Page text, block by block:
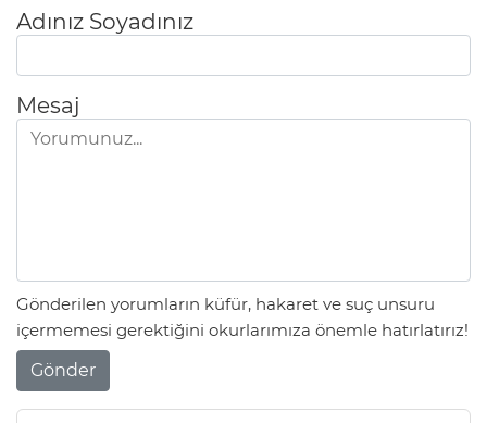
Adınız Soyadınız
Mesaj
Gönderilen yorumların küfür, hakaret ve suç unsuru
içermemesi gerektiğini okurlarımıza önemle hatırlatırız!
Gönder